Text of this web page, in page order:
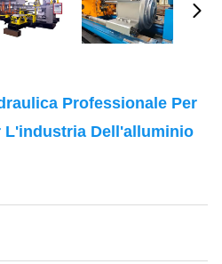
Professionale Per
L'industria Dell'alluminio